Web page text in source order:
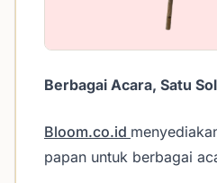
Berbagai Acara, Satu
Bloom.co.id
papan untuk berbagai